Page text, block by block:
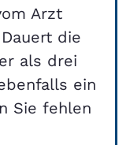
Arzt
die
als drei
ein
Sie fehlen